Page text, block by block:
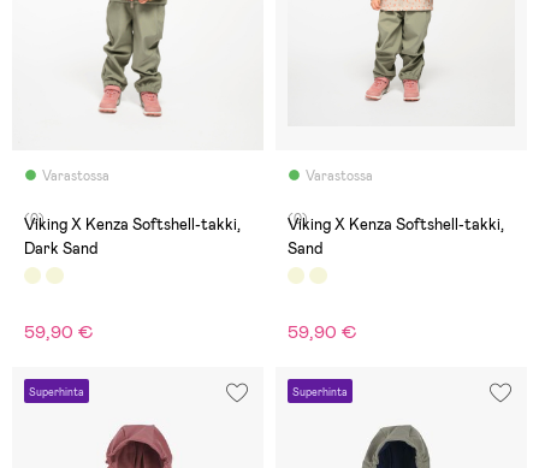
Varastossa
(0)
Viking X Kenza Softshell-takki,
Dark Sand
59,90 €
Varastossa
(0)
Viking X Kenza Softshell-takki,
Sand
59,90 €
Superhinta Superhinta